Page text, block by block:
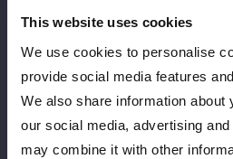
This website uses cookies
We use cookies to personalise
provide social media features
We also share information about
our social media, advertising
may combine it with other
◆場所：オンライン or 六本木グラン
六本木一丁目）
※当日会場へお越しになる方へ、会
します。
◆日時：2026年3月23日（月）